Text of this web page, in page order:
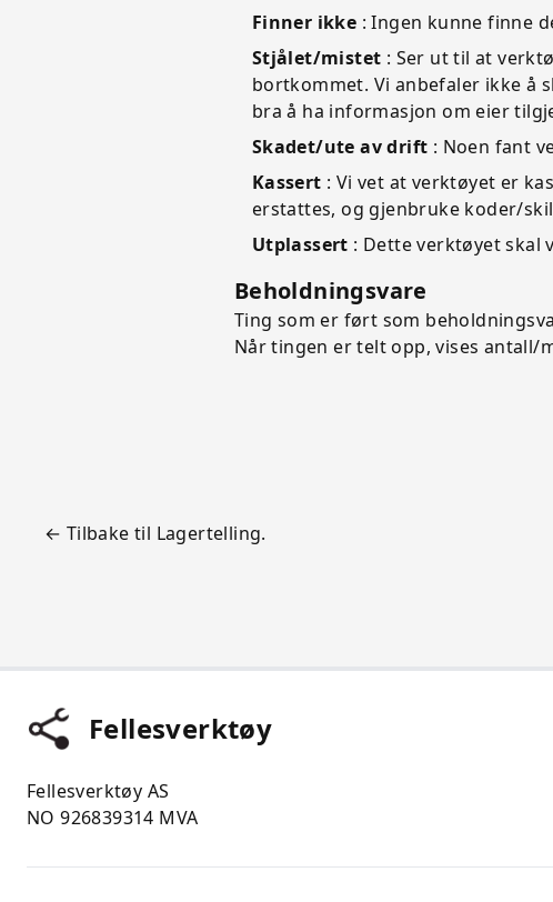
Finner ikke : Ingen kunne finne
Stjålet/mistet : Ser ut til at
bortkommet. Vi anbefaler ikke å
bra å ha informasjon om eier
Skadet/ute av drift : Noen fant
Kassert : Vi vet at verktøyet er
erstattes, og gjenbruke koder/
Utplassert : Dette verktøyet skal
Beholdningsvare
Ting som er ført som
Når tingen er telt opp, vises antall/
← Tilbake til Lagertelling.
Fellesverktøy
Fellesverktøy AS
NO 926839314 MVA